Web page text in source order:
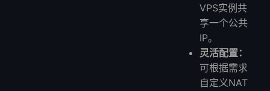
VPS实例共
享一个公共
IP。
灵活配置：
可根据需求
自定义NAT